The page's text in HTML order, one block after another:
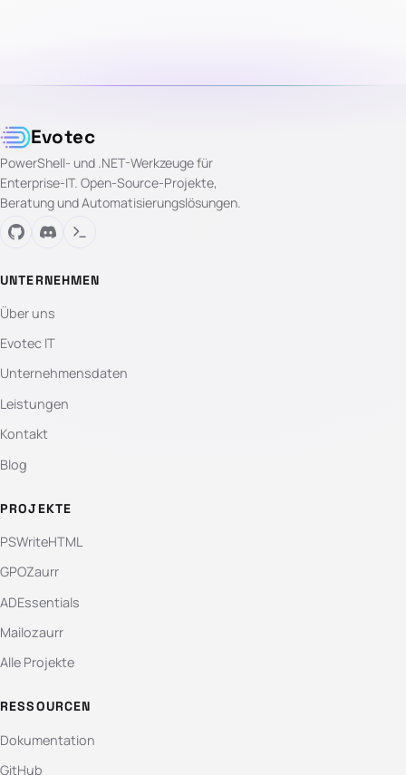
Evotec
PowerShell- und .NET-Werkzeuge für
Enterprise-IT. Open-Source-Projekte,
Beratung und Automatisierungslösungen.
UNTERNEHMEN
Über uns
Evotec IT
Unternehmensdaten
Leistungen
Kontakt
Blog
PROJEKTE
PSWriteHTML
GPOZaurr
ADEssentials
Mailozaurr
Alle Projekte
RESSOURCEN
Dokumentation
GitHub